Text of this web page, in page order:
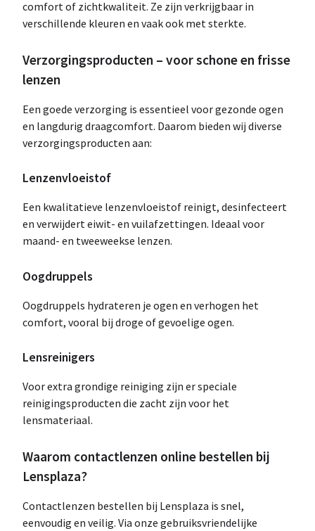
comfort of zichtkwaliteit. Ze zijn verkrijgbaar in
verschillende kleuren en vaak ook met sterkte.
Verzorgingsproducten – voor schone en frisse
lenzen
Een goede verzorging is essentieel voor gezonde ogen
en langdurig draagcomfort. Daarom bieden wij diverse
verzorgingsproducten aan:
Lenzenvloeistof
Een kwalitatieve lenzenvloeistof reinigt, desinfecteert
en verwijdert eiwit- en vuilafzettingen. Ideaal voor
maand- en tweeweekse lenzen.
Oogdruppels
Oogdruppels hydrateren je ogen en verhogen het
comfort, vooral bij droge of gevoelige ogen.
Lensreinigers
Voor extra grondige reiniging zijn er speciale
reinigingsproducten die zacht zijn voor het
lensmateriaal.
Waarom contactlenzen online bestellen bij
Lensplaza?
Contactlenzen bestellen bij Lensplaza is snel,
eenvoudig en veilig. Via onze gebruiksvriendelijke